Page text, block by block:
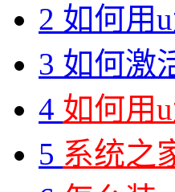
2 如何用
3 如何激
4 如何用
5 系统之